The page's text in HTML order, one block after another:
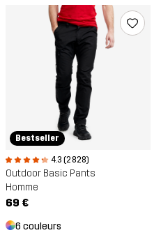
Bestseller
4.3 (2 828)
Outdoor Basic Pants
Homme
69 €
6 couleurs